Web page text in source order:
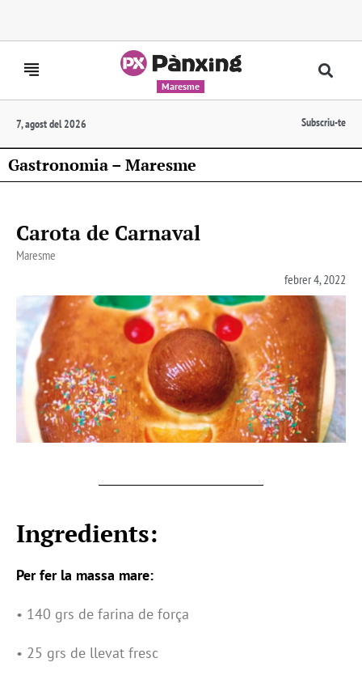
Maresme
7, agost del 2026 Subscriu-te
Gastronomia – Maresme
Carota de Carnaval
Maresme
febrer 4, 2022
Ingredients:
Per fer la massa mare:
• 140 grs de farina de força
• 25 grs de llevat fresc